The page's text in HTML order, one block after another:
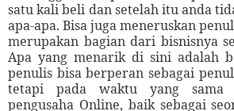
satu kali beli dan setelah itu anda
apa-apa. Bisa juga meneruskan
merupakan bagian dari bisnisnya
Apa yang menarik di sini adalah
penulis bisa berperan sebagai
tetapi pada waktu yang sama
pengusaha Online, baik sebagai